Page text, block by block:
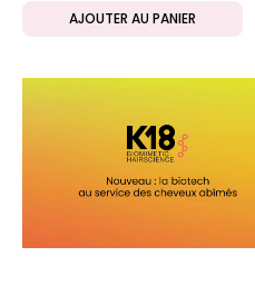
AJOUTER AU PANIER